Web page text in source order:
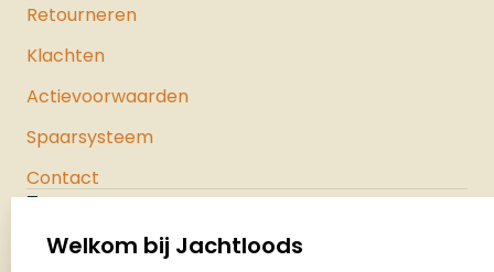
Retourneren
Klachten
Actievoorwaarden
Spaarsysteem
Contact
Palenrij 1
Welkom bij Jachtloods